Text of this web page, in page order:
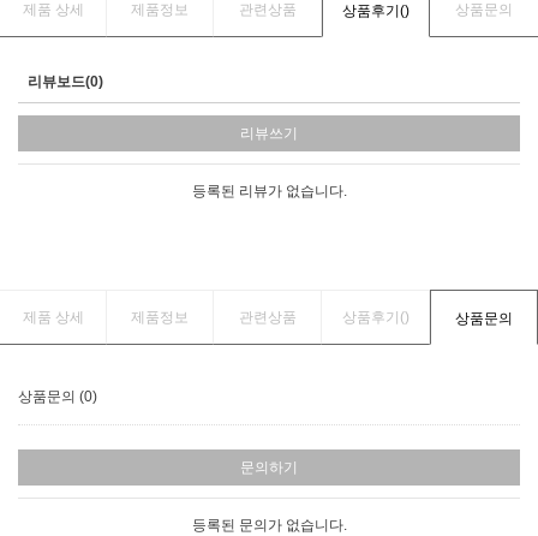
제품 상세 제품정보 관련상품 상품후기() 상품문의
리뷰보드(0)
리뷰쓰기
등록된 리뷰가 없습니다.
제품 상세 제품정보 관련상품 상품후기() 상품문의
상품문의 (0)
문의하기
등록된 문의가 없습니다.